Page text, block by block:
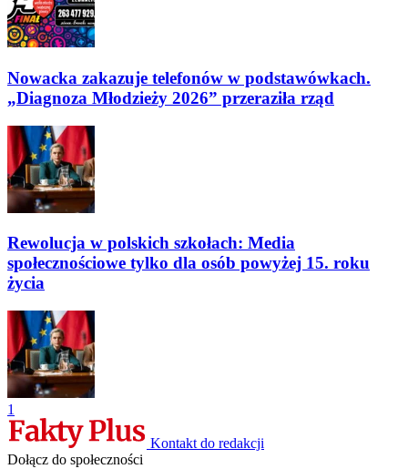
Nowacka zakazuje telefonów w podstawówkach.
„Diagnoza Młodzieży 2026” przeraziła rząd
Rewolucja w polskich szkołach: Media
społecznościowe tylko dla osób powyżej 15. roku
życia
1
Kontakt do redakcji
Dołącz do społeczności